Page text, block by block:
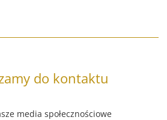
do kontaktu
media społecznościowe